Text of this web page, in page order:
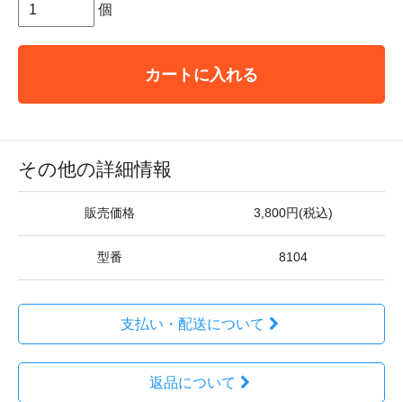
個
カートに入れる
その他の詳細情報
販売価格 3,800円(税込)
型番 8104
支払い・配送について
返品について